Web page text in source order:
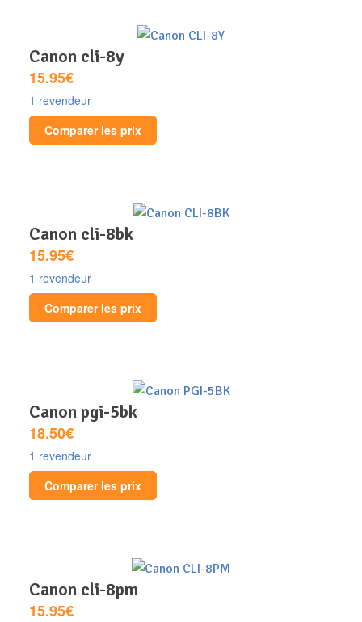
canon cli-8y
15.95€
1 revendeur
Comparer les prix
canon cli-8bk
15.95€
1 revendeur
Comparer les prix
canon pgi-5bk
18.50€
1 revendeur
Comparer les prix
canon cli-8pm
15.95€